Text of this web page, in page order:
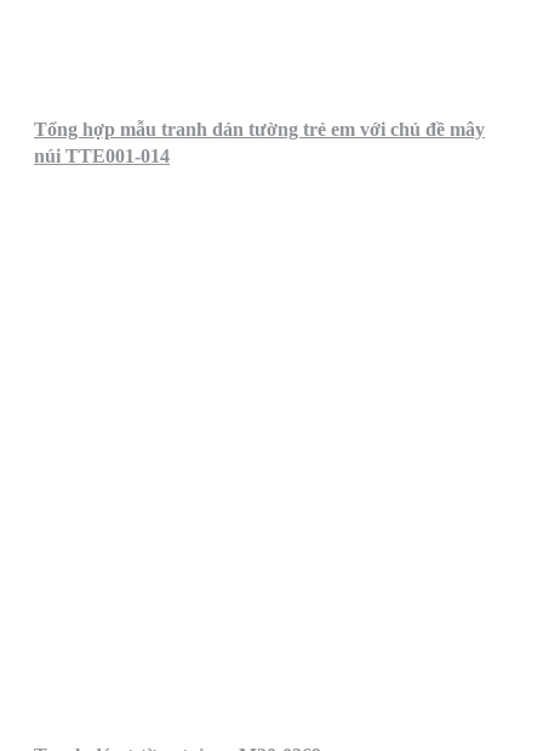
Tổng hợp mẫu tranh dán tường trẻ em với chủ đề mây
núi TTE001-014